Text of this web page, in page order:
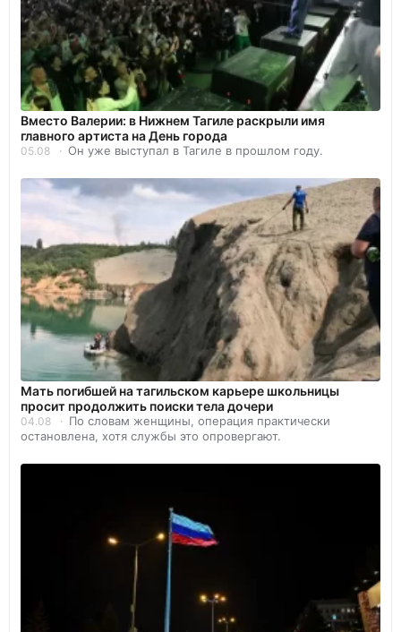
Вместо Валерии: в Нижнем Тагиле раскрыли имя
главного артиста на День города
05.08 Он уже выступал в Тагиле в прошлом году.
Мать погибшей на тагильском карьере школьницы
просит продолжить поиски тела дочери
04.08
По словам женщины, операция практически
остановлена, хотя службы это опровергают.